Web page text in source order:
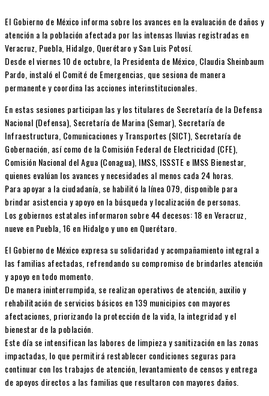
El Gobierno de México informa sobre los avances en la evaluación de daños y
atención a la población afectada por las intensas lluvias registradas en
Veracruz, Puebla, Hidalgo, Querétaro y San Luis Potosí.
Desde el viernes 10 de octubre, la Presidenta de México, Claudia Sheinbaum
Pardo, instaló el Comité de Emergencias, que sesiona de manera
permanente y coordina las acciones interinstitucionales.
En estas sesiones participan las y los titulares de Secretaría de la Defensa
Nacional (Defensa), Secretaría de Marina (Semar), Secretaría de
Infraestructura, Comunicaciones y Transportes (SICT), Secretaría de
Gobernación, así como de la Comisión Federal de Electricidad (CFE),
Comisión Nacional del Agua (Conagua), IMSS, ISSSTE e IMSS Bienestar,
quienes evalúan los avances y necesidades al menos cada 24 horas.
Para apoyar a la ciudadanía, se habilitó la línea 079, disponible para
brindar asistencia y apoyo en la búsqueda y localización de personas.
Los gobiernos estatales informaron sobre 44 decesos: 18 en Veracruz,
nueve en Puebla, 16 en Hidalgo y uno en Querétaro.
El Gobierno de México expresa su solidaridad y acompañamiento integral a
las familias afectadas, refrendando su compromiso de brindarles atención
y apoyo en todo momento.
De manera ininterrumpida, se realizan operativos de atención, auxilio y
rehabilitación de servicios básicos en 139 municipios con mayores
afectaciones, priorizando la protección de la vida, la integridad y el
bienestar de la población.
Este día se intensifican las labores de limpieza y sanitización en las zonas
impactadas, lo que permitirá restablecer condiciones seguras para
continuar con los trabajos de atención, levantamiento de censos y entrega
de apoyos directos a las familias que resultaron con mayores daños.